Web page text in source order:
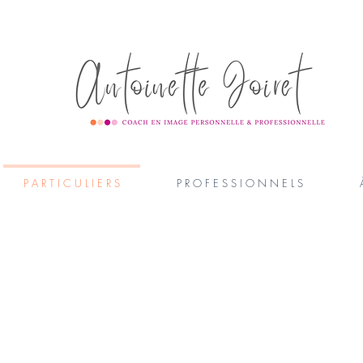
P A R T I C U L I E R S P R O F E S S I O N N E L S